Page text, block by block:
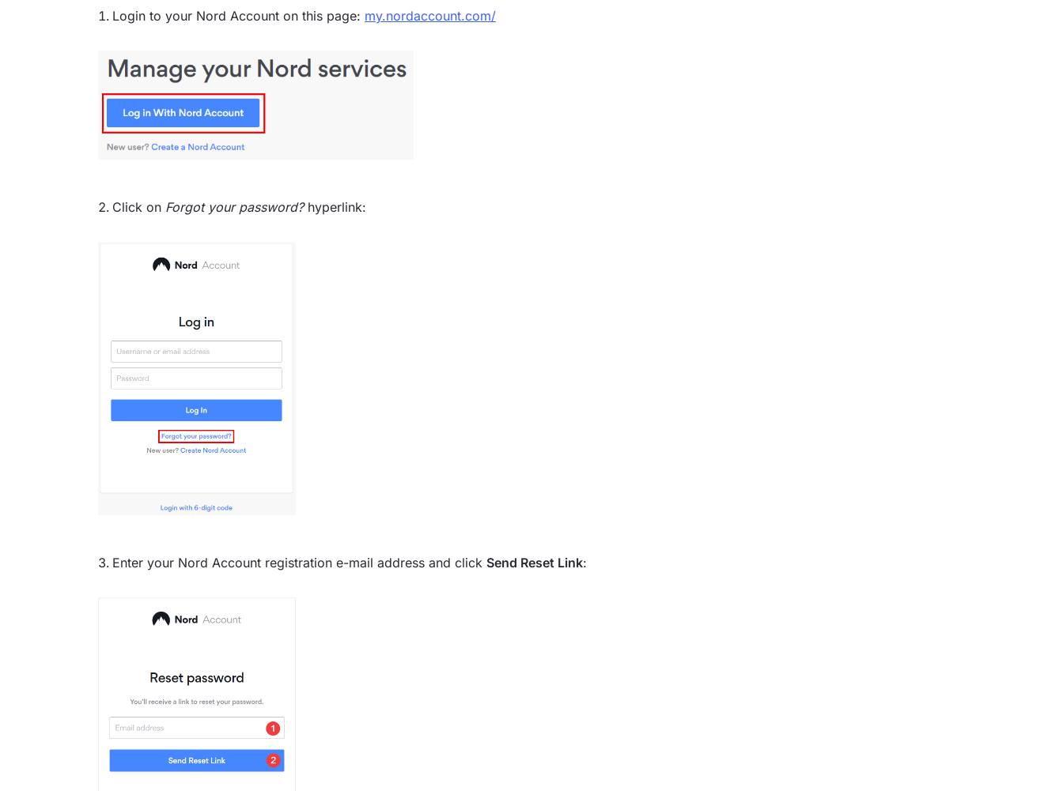
Login to your Nord Account on this page: my.nordaccount.com/
Click on Forgot your password?hyperlink:
Enter your Nord Account registration e-mail address and click Send Reset Link: